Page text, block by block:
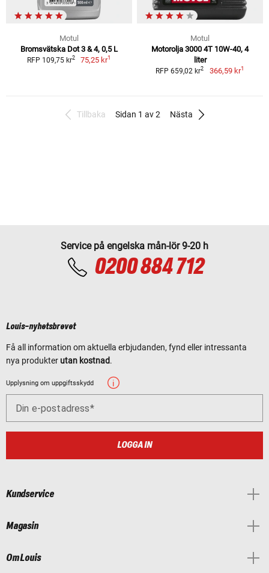
Motul
Bromsvätska Dot 3 & 4, 0,5 L
RFP 109,75 kr2 75,25 kr1
Motul
Motorolja 3000 4T 10W-40, 4
liter
RFP 659,02 kr2 366,59 kr1
Tillbaka Sidan 1 av 2 Nästa
Service på engelska mån-lör 9-20 h
0200 884 712
Louis-nyhetsbrevet
Få all information om aktuella erbjudanden, fynd eller intressanta
nya produkter utan kostnad.
Upplysning om uppgiftsskydd
Din e-postadress
LOGGA IN
Kundservice
Magasin
Om Louis